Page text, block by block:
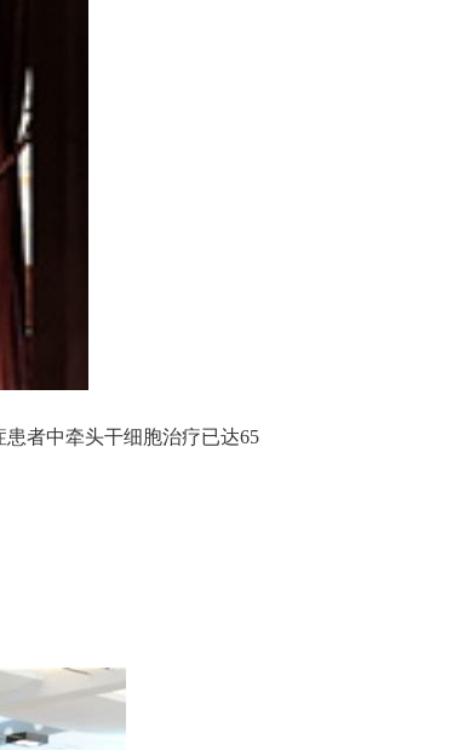
者中牵头干细胞治疗已达65